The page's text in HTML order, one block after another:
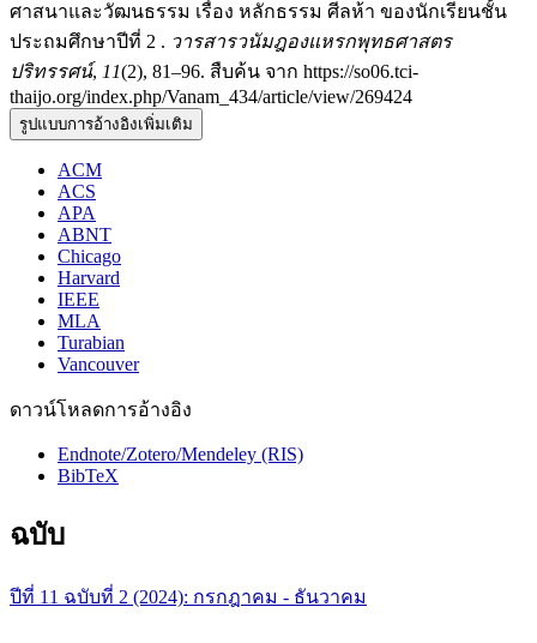
ศาสนาและวัฒนธรรม เรื่อง หลักธรรม ศีลห้า ของนักเรียนชั้น
ประถมศึกษาปีที่ 2 . วารสารวนัมฎองแหรกพุทธศาสตร
ปริทรรศน์, 11(2), 81–96. สืบค้น จาก https://so06.tci-
thaijo.org/index.php/Vanam_434/article/view/269424
รูปแบบการอ้างอิงเพิ่มเติม
ACM
ACS
APA
ABNT
Chicago
Harvard
IEEE
MLA
Turabian
Vancouver
ดาวน์โหลดการอ้างอิง
Endnote/Zotero/Mendeley (RIS)
BibTeX
ฉบับ
ปีที่ 11 ฉบับที่ 2 (2024): กรกฎาคม - ธันวาคม